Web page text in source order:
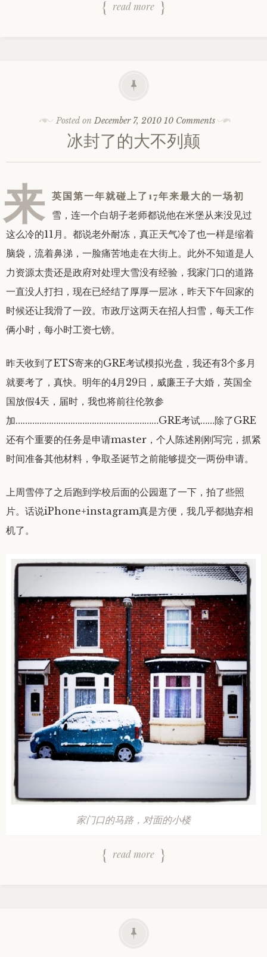
read more
Posted onDecember 7, 2010 10 Comments
冰封了的大不列颠
来 英国第一年就碰上了17年来最大的一场初
雪，连一个白胡子老师都说他在米堡从来没见过
这么冷的11月。都说老外耐冻，真正天气冷了也一样是缩着
脑袋，流着鼻涕，一脸痛苦地走在大街上。此外不知道是人
力资源太贵还是政府对处理大雪没有经验，我家门口的道路
一直没人打扫，现在已经结了厚厚一层冰，昨天下午回家的
时候还让我滑了一跤。市政厅这两天在招人扫雪，每天工作
俩小时，每小时工资七镑。
昨天收到了ETS寄来的GRE考试模拟光盘，我还有3个多月
就要考了，真快。明年的4月29日，威廉王子大婚，英国全
国放假4天，届时，我也将前往伦敦参
加……………………………………………………GRE考试……除了GRE
还有个重要的任务是申请master，个人陈述刚刚写完，抓紧
时间准备其他材料，争取圣诞节之前能够提交一两份申请。
上周雪停了之后跑到学校后面的公园逛了一下，拍了些照
片。话说iPhone+instagram真是方便，我几乎都抛弃相
机了。
家门口的马路，对面的小楼
read more